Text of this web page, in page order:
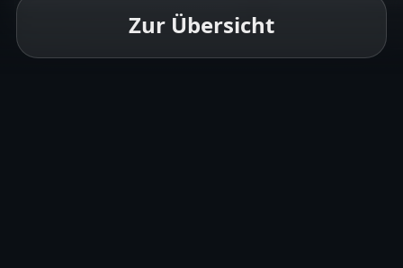
Zur Übersicht